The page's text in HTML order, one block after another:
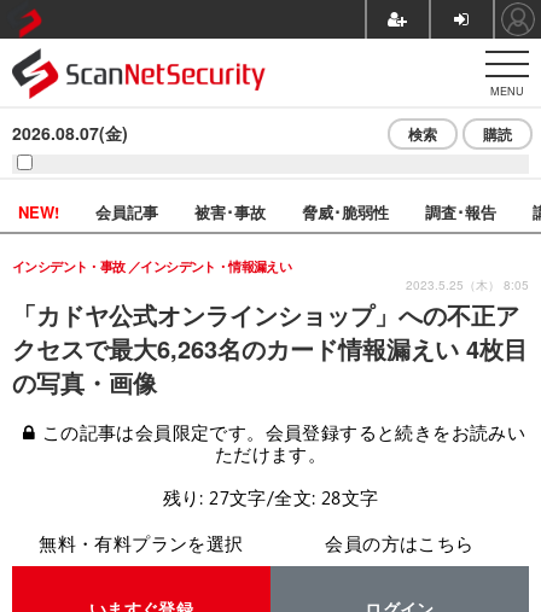
MENU
2026.08.07(金) 検索 購読
NEW! 会員記事 被害･事故 脅威･脆弱性 調査･報告
「カドヤ公式オンラインショップ」への不正ア
クセスで最大6,263名のカード情報漏えい 4枚目
の写真・画像
インシデント・事故 インシデント・情報漏えい
2023.5.25（木） 8:05
この記事は会員限定です。会員登録すると続きをお読みい
ただけます。
残り: 27文字/全文: 28文字
無料・有料プランを選択
会員の方はこちら